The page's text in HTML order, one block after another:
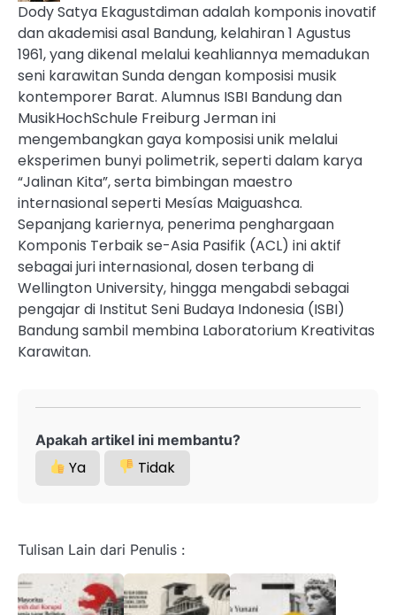
Dody Satya Ekagustdiman adalah komponis inovatif
dan akademisi asal Bandung, kelahiran 1 Agustus
1961, yang dikenal melalui keahliannya memadukan
seni karawitan Sunda dengan komposisi musik
kontemporer Barat. Alumnus ISBI Bandung dan
MusikHochSchule Freiburg Jerman ini
mengembangkan gaya komposisi unik melalui
eksperimen bunyi polimetrik, seperti dalam karya
“Jalinan Kita”, serta bimbingan maestro
internasional seperti Mesías Maiguashca.
Sepanjang kariernya, penerima penghargaan
Komponis Terbaik se-Asia Pasifik (ACL) ini aktif
sebagai juri internasional, dosen terbang di
Wellington University, hingga mengabdi sebagai
pengajar di Institut Seni Budaya Indonesia (ISBI)
Bandung sambil membina Laboratorium Kreativitas
Karawitan.
Apakah artikel ini membantu?
Ya Tidak
Tulisan Lain dari Penulis :